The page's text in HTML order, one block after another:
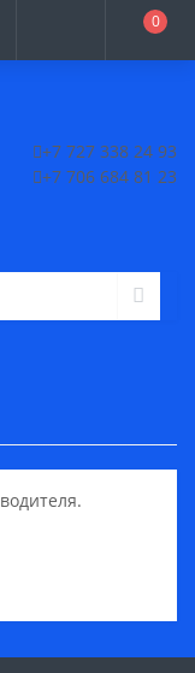
0
+7 727 338 24 93
+7 706 684 81 23